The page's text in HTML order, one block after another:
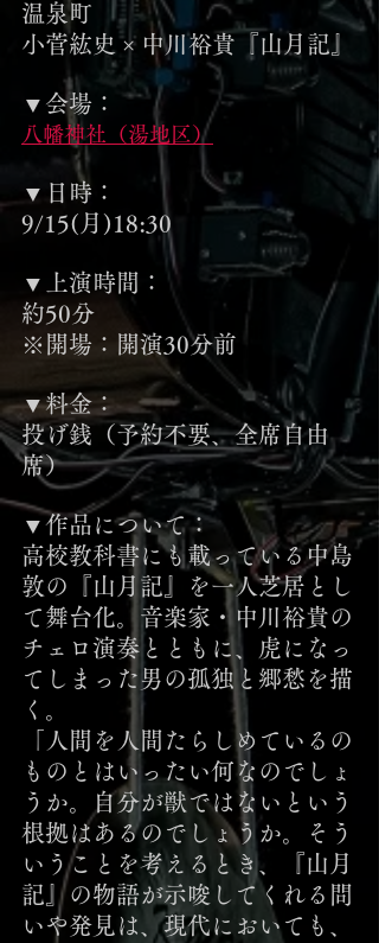
温泉町
小菅紘史 × 中川裕貴『山月記』
▼会場：
八幡神社（湯地区）
▼日時：
9/15(月)18:30
▼上演時間：
約50分
※開場：開演30分前
▼料金：
投げ銭（予約不要、全席自由
席）
▼作品について：
高校教科書にも載っている中島
敦の『山月記』を一人芝居とし
て舞台化。音楽家・中川裕貴の
チェロ演奏とともに、虎になっ
てしまった男の孤独と郷愁を描
く。
「人間を人間たらしめているの
ものとはいったい何なのでしょ
うか。自分が獣ではないという
根拠はあるのでしょうか。そう
いうことを考えるとき、『山月
記』の物語が示唆してくれる問
いや発見は、現代においても、